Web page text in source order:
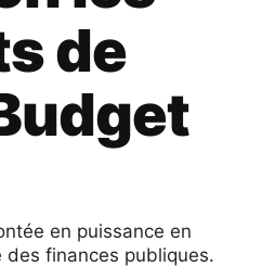
de
en puissance en
finances publiques.